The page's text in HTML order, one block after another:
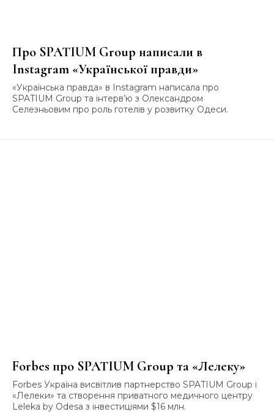
Про SPATIUM Group написали в
Instagram «Української правди»
«Українська правда» в Instagram написала про
SPATIUM Group та інтерв’ю з Олександром
Селезньовим про роль готелів у розвитку Одеси.
Forbes про SPATIUM Group та «Лелеку»
Forbes Україна висвітлив партнерство SPATIUM Group і
«Лелеки» та створення приватного медичного центру
Leleka by Odesa з інвестиціями $16 млн.